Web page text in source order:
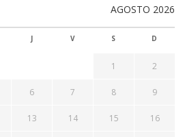
AGOSTO 2026
J V S D
1 2
6 7 8 9
13 14 15 16